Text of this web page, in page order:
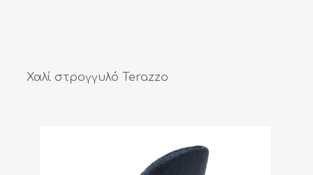
Χαλί στρογγυλό Terazzo